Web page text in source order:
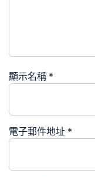
顯示名稱 *
電子郵件地址 *